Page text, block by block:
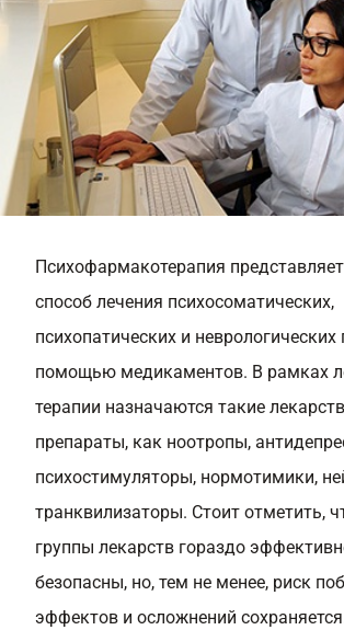
Психофармакотерапия
способ лечения психосоматических,
психопатических и неврологических
помощью медикаментов. В рамках
терапии назначаются такие
препараты, как ноотропы,
психостимуляторы, нормотимики,
транквилизаторы. Стоит отметить,
группы лекарств гораздо
безопасны, но, тем не менее, риск
эффектов и осложнений